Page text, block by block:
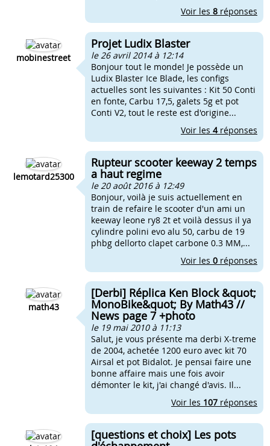
Voir les 8 réponses
mobinestreet
Projet Ludix Blaster
le 26 avril 2014 à 12:14
Bonjour tout le monde! Je possède un
Ludix Blaster Ice Blade, les configs
actuelles sont les suivantes : Kit 50 Conti
en fonte, Carbu 17,5, galets 5g et pot
Conti V2, tout le reste est d'origine...
Voir les 4réponses
lemotard25300
Rupteur scooter keeway 2 temps
a haut regime
le 20 août 2016 à 12:49
Bonjour, voilà je suis actuellement en
train de refaire le scooter d'un ami un
keeway leone ry8 2t et voilà dessus il ya
cylindre polini evo alu 50, carbu de 19
phbg dellorto clapet carbone 0.3 MM,...
Voir les 0 réponses
math43
[Derbi] Réplica Ken Block &quot;
MonoBike&quot; By Math43 //
News page 7 +photo
le 19 mai 2010 à 11:13
Salut, je vous présente ma derbi X-treme
de 2004, achetée 1200 euro avec kit 70
Airsal et pot Bidalot. Je pensai faire une
bonne affaire mais une fois avoir
démonter le kit, j'ai changé d'avis. Il...
Voir les 107 réponses
[questions et choix] Les pots